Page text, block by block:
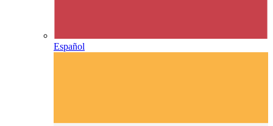
Español